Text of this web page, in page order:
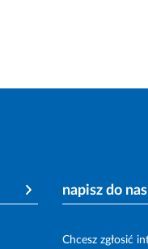
napisz do nas
Chcesz zgłosić